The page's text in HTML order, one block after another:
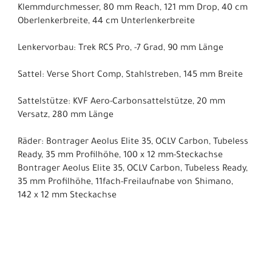
Klemmdurchmesser, 80 mm Reach, 121 mm Drop, 40 cm
Oberlenkerbreite, 44 cm Unterlenkerbreite
Lenkervorbau: Trek RCS Pro, -7 Grad, 90 mm Länge
Sattel: Verse Short Comp, Stahlstreben, 145 mm Breite
Sattelstütze: KVF Aero-Carbonsattelstütze, 20 mm
Versatz, 280 mm Länge
Räder: Bontrager Aeolus Elite 35, OCLV Carbon, Tubeless
Ready, 35 mm Profilhöhe, 100 x 12 mm-Steckachse
Bontrager Aeolus Elite 35, OCLV Carbon, Tubeless Ready,
35 mm Profilhöhe, 11fach-Freilaufnabe von Shimano,
142 x 12 mm Steckachse